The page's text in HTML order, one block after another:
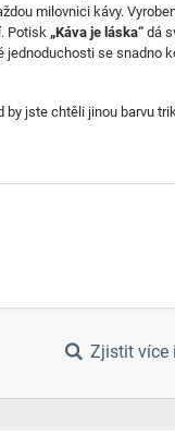
milovnici kávy.
Potisk „Káva je láska“ dá
jednoduchosti se snadno
jste chtěli jinou barvu
Zjistit více